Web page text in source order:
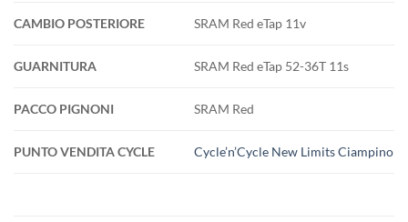
CAMBIO POSTERIORE SRAM Red eTap 11v
GUARNITURA SRAM Red eTap 52-36T 11s
PACCO PIGNONI SRAM Red
PUNTO VENDITA CYCLE Cycle’n’Cycle New Limits Ciampino